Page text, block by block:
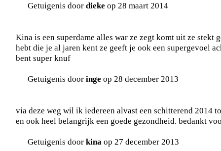
Getuigenis door dieke op 28 maart 2014
Kina is een superdame alles war ze zegt komt uit ze
hebt die je al jaren kent ze geeft je ook een supergevoel
bent super knuf
Getuigenis door inge op 28 december 2013
via deze weg wil ik iedereen alvast een schitterend 2014
en ook heel belangrijk een goede gezondheid. bedankt
Getuigenis door kina op 27 december 2013